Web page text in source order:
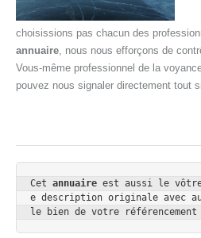
choisissions pas chacun des
annuaire , nous nous efforçons de
Vous-même professionnel de la
pouvez nous signaler directement tout
Cet annuaire est aussi le
e description originale avec
le bien de votre référencement